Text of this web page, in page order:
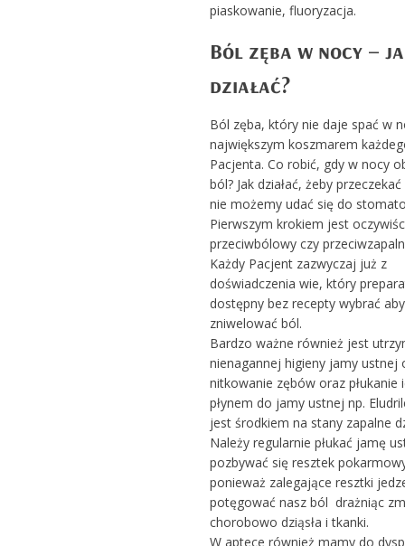
piaskowanie, fluoryzacja.
Ból zęba w nocy –
działać?
Ból zęba, który nie daje spać w
największym koszmarem
Pacjenta. Co robić, gdy w nocy
ból? Jak działać, żeby
nie możemy udać się do
Pierwszym krokiem jest
przeciwbólowy czy
Każdy Pacjent zazwyczaj już z
doświadczenia wie, który
dostępny bez recepty wybrać aby
zniwelować ból.
Bardzo ważne również jest
nienagannej higieny jamy ustnej
nitkowanie zębów oraz płukanie
płynem do jamy ustnej np.
jest środkiem na stany zapalne
Należy regularnie płukać jamę
pozbywać się resztek
ponieważ zalegające resztki
potęgować nasz ból drażniąc
chorobowo dziąsła i tkanki.
W aptece również mamy do